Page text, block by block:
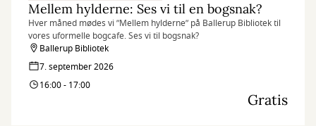
Mellem hylderne: Ses vi til en bogsnak?
Hver måned mødes vi ”Mellem hylderne” på Ballerup Bibliotek til
vores uformelle bogcafe. Ses vi til bogsnak?
Ballerup Bibliotek
7. september 2026
16:00 - 17:00
Gratis